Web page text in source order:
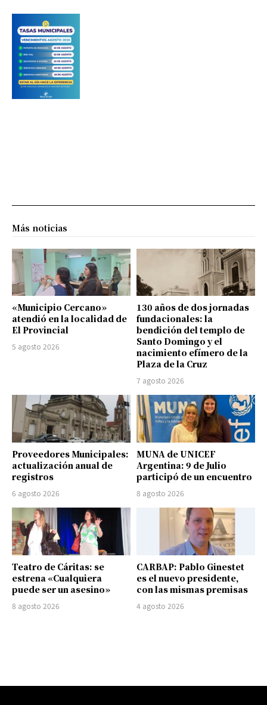
Más noticias
«Municipio Cercano»
atendió en la localidad de
El Provincial
5 agosto 2026
130 años de dos jornadas
fundacionales: la
bendición del templo de
Santo Domingo y el
nacimiento efímero de la
Plaza de la Cruz
7 agosto 2026
Proveedores Municipales:
actualización anual de
registros
6 agosto 2026
MUNA de UNICEF
Argentina: 9 de Julio
participó de un encuentro
8 agosto 2026
Teatro de Cáritas: se
estrena «Cualquiera
puede ser un asesino»
8 agosto 2026
CARBAP: Pablo Ginestet
es el nuevo presidente,
con las mismas premisas
4 agosto 2026